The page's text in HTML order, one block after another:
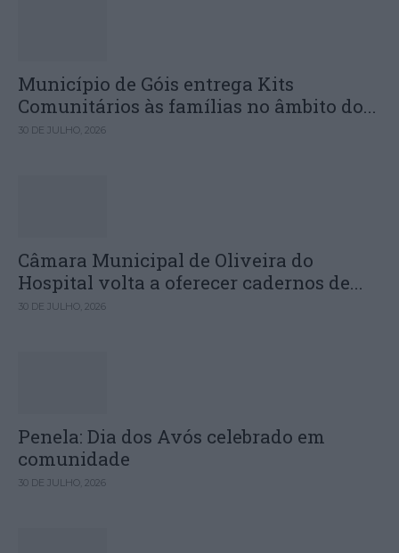
Município de Góis entrega Kits
Comunitários às famílias no âmbito do...
30 DE JULHO, 2026
Câmara Municipal de Oliveira do
Hospital volta a oferecer cadernos de...
30 DE JULHO, 2026
Penela: Dia dos Avós celebrado em
comunidade
30 DE JULHO, 2026